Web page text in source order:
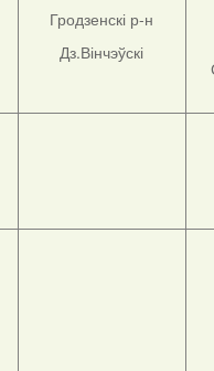
Гродзенскі р-н
Дз.Вінчэўскі